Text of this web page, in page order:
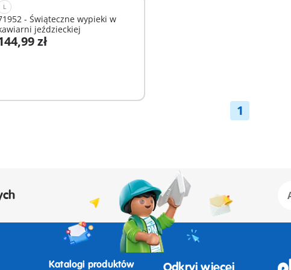
L
- Świąteczne wypieki w
jeździeckiej
zł
Dodaj do koszyka
1
Katalogi produktów